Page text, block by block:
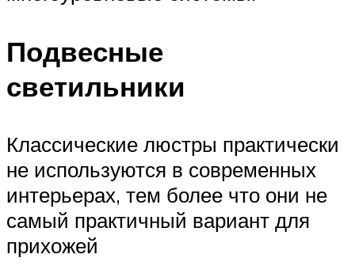
Подвесные
светильники
Классические люстры практически
не используются в современных
интерьерах, тем более что они не
самый практичный вариант для
прихожей